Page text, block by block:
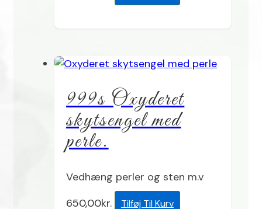
999s Oxyderet
skytsengel med
perle.
Vedhæng perler og sten m.v
650,00kr. Tilføj Til Kurv